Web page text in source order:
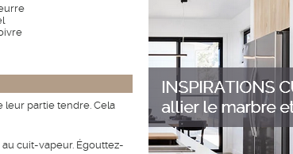
leur partie tendre. Cela
cuit-vapeur. Égouttez-